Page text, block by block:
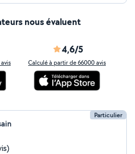
nous évaluent
4,6/5
Calculé à partir de 66000 avis
Particulier